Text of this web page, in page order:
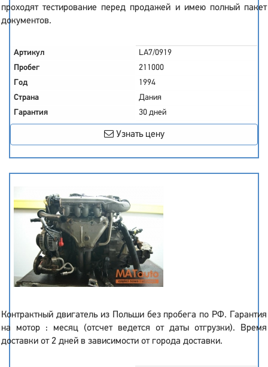
проходят тестирование перед продажей и имею полный пакет
документов.
Артикул
LA7/0919
Пробег
211000
Год
1994
Страна
Дания
Гарантия
30 дней
Узнать цену
Контрактный двигатель из Польши без пробега по РФ. Гарантия
на мотор : месяц (отсчет ведется от даты отгрузки). Время
доставки от 2 дней в зависимости от города доставки.